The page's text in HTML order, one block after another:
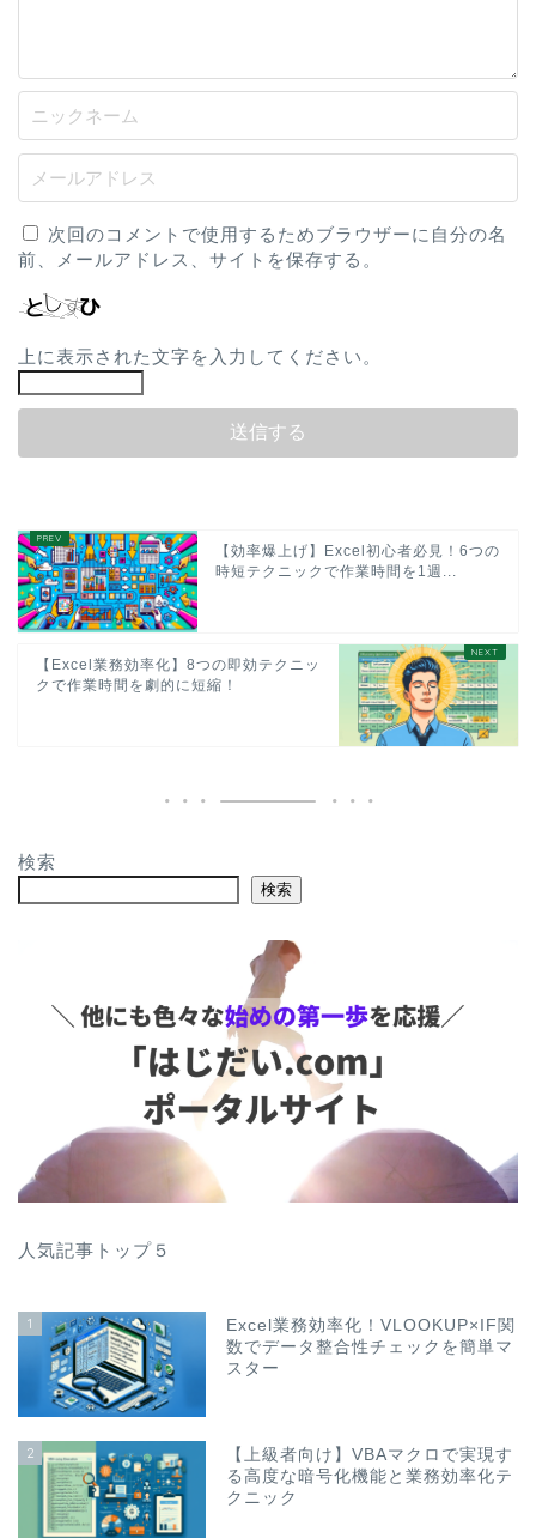
次回のコメントで使用するためブラウザーに自分の名
前、メールアドレス、サイトを保存する。
上に表示された文字を入力してください。
【効率爆上げ】Excel初心者必見！6つの
時短テクニックで作業時間を1週...
【Excel業務効率化】8つの即効テクニッ
クで作業時間を劇的に短縮！
検索
検索
人気記事トップ５
1
Excel業務効率化！VLOOKUP×IF関
数でデータ整合性チェックを簡単マ
スター
2
【上級者向け】VBAマクロで実現す
る高度な暗号化機能と業務効率化テ
クニック